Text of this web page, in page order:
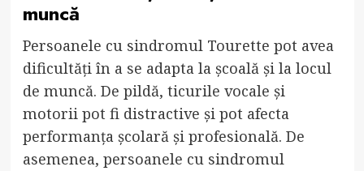
muncă
Persoanele cu sindromul Tourette pot avea
dificultăți în a se adapta la școală și la locul
de muncă. De pildă, ticurile vocale și
motorii pot fi distractive și pot afecta
performanța școlară și profesională. De
asemenea, persoanele cu sindromul